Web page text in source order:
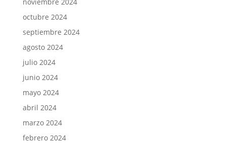
octubre 2024
septiembre 2024
agosto 2024
julio 2024
junio 2024
mayo 2024
abril 2024
marzo 2024
febrero 2024